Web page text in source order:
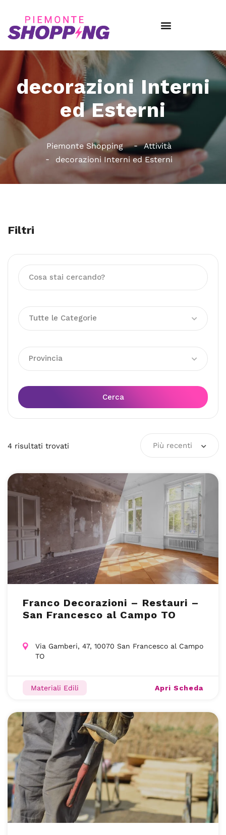
decorazioni Interni
ed Esterni
Piemonte Shopping
Attività
decorazioni Interni ed Esterni
Filtri
Tutte le Categorie
Provincia
Cerca
4 risultati trovati Più recenti
Franco Decorazioni – Restauri –
San Francesco al Campo TO
Via Gamberi, 47, 10070 San Francesco al Campo
TO
Materiali Edili Apri Scheda